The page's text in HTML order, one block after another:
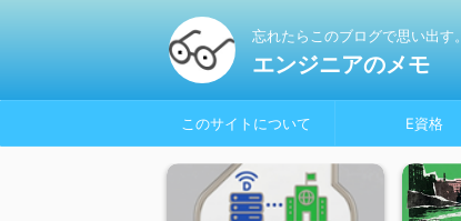
忘れたらこのブログで思い出す。
エンジニアのメモ
このサイトについて E資格